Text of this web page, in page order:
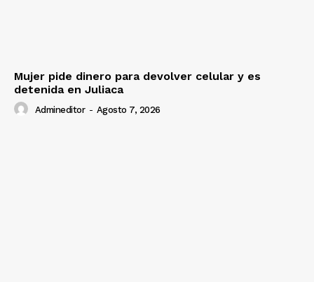
Mujer pide dinero para devolver celular y es
detenida en Juliaca
Admineditor - Agosto 7, 2026